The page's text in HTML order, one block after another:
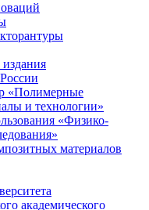
«Полимерные
и технологии»
«Физико-
материалов
академического